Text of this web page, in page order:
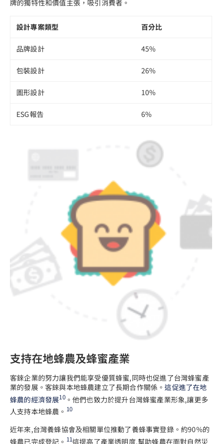
牌的獨特性和價值主張，吸引消費者。
設計專案類型 百分比
品牌設計 45%
包裝設計 26%
圖形設計 10%
ESG報告 6%
支持在地蜂農及蜂蜜產業
客錸企業的努力讓我們能享受優質蜂蜜,同時也促進了台灣蜂蜜產
業的發展。客錸與本地蜂農建立了長期合作關係。這促進了在地
蜂農的經濟發展10。他們也致力於提升台灣蜂蜜產業形象,讓更多
人支持本地蜂農。 10
近年來,台灣養蜂協會及相關單位推動了養蜂事實登錄。約90%的
蜂農已完成登記。 11這提高了產業透明度,幫助蜂農在面對自然災